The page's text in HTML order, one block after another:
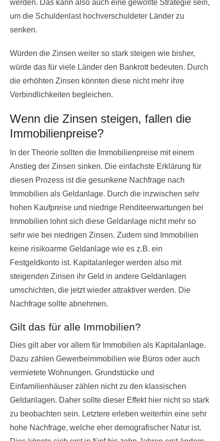
werden. Das kann also auch eine gewollte Strategie sein,
um die Schuldenlast hochverschuldeter Länder zu
senken.
Würden die Zinsen weiter so stark steigen wie bisher,
würde das für viele Länder den Bankrott bedeuten. Durch
die erhöhten Zinsen könnten diese nicht mehr ihre
Verbindlichkeiten begleichen.
Wenn die Zinsen steigen, fallen die
Immobilienpreise?
In der Theorie sollten die Immobilienpreise mit einem
Anstieg der Zinsen sinken. Die einfachste Erklärung für
diesen Prozess ist die gesunkene Nachfrage nach
Immobilien als Geldanlage. Durch die inzwischen sehr
hohen Kaufpreise und niedrige Renditeerwartungen bei
Immobilien lohnt sich diese Geldanlage nicht mehr so
sehr wie bei niedrigen Zinsen. Zudem sind Immobilien
keine risikoarme Geldanlage wie es z.B. ein
Festgeldkonto ist. Kapitalanleger werden also mit
steigenden Zinsen ihr Geld in andere Geldanlagen
umschichten, die jetzt wieder attraktiver werden. Die
Nachfrage sollte abnehmen.
Gilt das für alle Immobilien?
Dies gilt aber vor allem für Immobilien als Kapitalanlage.
Dazu zählen Gewerbeimmobilien wie Büros oder auch
vermietete Wohnungen. Grundstücke und
Einfamilienhäuser zählen nicht zu den klassischen
Geldanlagen. Daher sollte dieser Effekt hier nicht so stark
zu beobachten sein. Letztere erleben weiterhin eine sehr
hohe Nachfrage, welche eher demografischer Natur ist.